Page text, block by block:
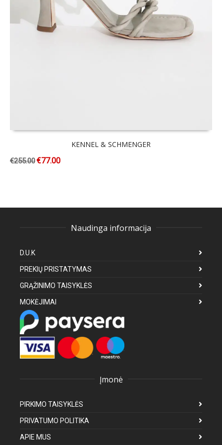
KENNEL & SCHMENGER
€255.00€77.00
Naudinga informacija
D.U.K
PREKIŲ PRISTATYMAS
GRĄŽINIMO TAISYKLĖS
MOKĖJIMAI
Įmonė
PIRKIMO TAISYKLĖS
PRIVATUMO POLITIKA
APIE MUS